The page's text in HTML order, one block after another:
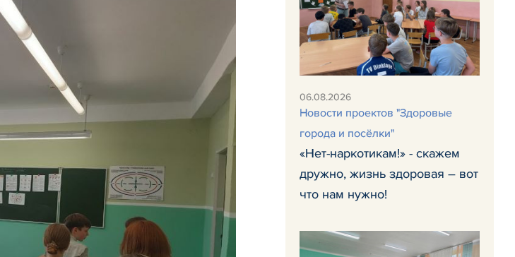
06.08.2026
Новости проектов "Здоровые
города и посёлки"
«Нет-наркотикам!» - скажем
дружно, жизнь здоровая – вот
что нам нужно!